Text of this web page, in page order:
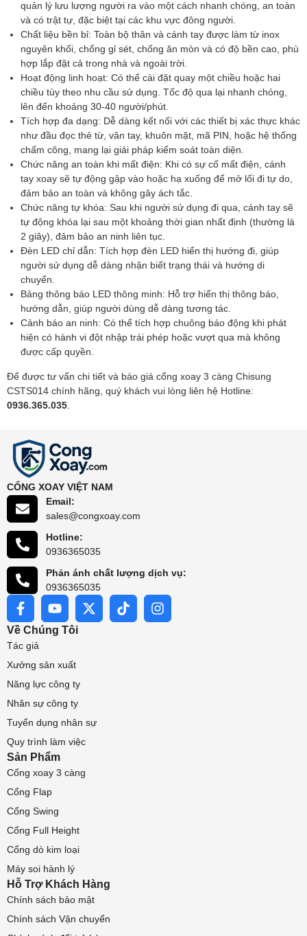
quản lý lưu lượng người ra vào một cách nhanh chóng, an toàn
và có trật tự, đặc biệt tại các khu vực đông người.
Chất liệu bền bỉ: Toàn bộ thân và cánh tay được làm từ inox
nguyên khối, chống gỉ sét, chống ăn mòn và có độ bền cao, phù
hợp lắp đặt cả trong nhà và ngoài trời.
Hoạt động linh hoạt: Có thể cài đặt quay một chiều hoặc hai
chiều tùy theo nhu cầu sử dụng. Tốc độ qua lại nhanh chóng,
lên đến khoảng 30-40 người/phút.
Tích hợp đa dạng: Dễ dàng kết nối với các thiết bị xác thực khác
như đầu đọc thẻ từ, vân tay, khuôn mặt, mã PIN, hoặc hệ thống
chấm công, mang lại giải pháp kiểm soát toàn diện.
Chức năng an toàn khi mất điện: Khi có sự cố mất điện, cánh
tay xoay sẽ tự động gập vào hoặc hạ xuống để mở lối đi tự do,
đảm bảo an toàn và không gây ách tắc.
Chức năng tự khóa: Sau khi người sử dụng đi qua, cánh tay sẽ
tự động khóa lại sau một khoảng thời gian nhất định (thường là
2 giây), đảm bảo an ninh liên tục.
Đèn LED chỉ dẫn: Tích hợp đèn LED hiển thị hướng đi, giúp
người sử dụng dễ dàng nhận biết trạng thái và hướng di
chuyển.
Bảng thông báo LED thông minh: Hỗ trợ hiển thị thông báo,
hướng dẫn, giúp người dùng dễ dàng tương tác.
Cảnh báo an ninh: Có thể tích hợp chuông báo động khi phát
hiện có hành vi đột nhập trái phép hoặc vượt qua mà không
được cấp quyền.
Để được tư vấn chi tiết và báo giá cổng xoay 3 càng Chisung
CSTS014 chính hãng, quý khách vui lòng liên hệ Hotline:
0936.365.035
thông
Vật chất
Thép không gỉ 304, độ dày không nhỏ hơn
Khoảng cách
truyền thông
1200M
Lượt ra vào 5-8 triệu (Hoạt động mở và đóng liên tục)
Mức độ bảo vệ IP54
Kích thước 400 x 300 x980mm(tùy chỉnh)
Chất liệu Thép không gỉ / sơn tĩnh điện (Tùy chọn)
Địa điểm hoạt
động
Ga tàu điện ngầm, Triển lãm, Bể bơi, Sảnh tòa
nhà
CỔNG XOAY VIỆT NAM
Email:
sales@congxoay.com
Hotline:
0936365035
Phản ánh chất lượng dịch vụ:
0936365035
Về Chúng Tôi
Tác giả
Xưởng sản xuất
Năng lực công ty
Nhân sự công ty
Tuyển dụng nhân sự
Quy trình làm việc
Sản Phẩm
Cổng xoay 3 càng
Cổng Flap
Cổng Swing
Cổng Full Height
Cổng dò kim loại
Máy soi hành lý
Hỗ Trợ Khách Hàng
Chính sách bảo mật
Chính sách Vận chuyển